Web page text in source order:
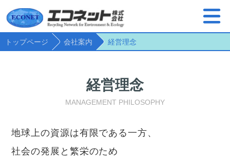
トップページ 会社案内 経営理念
経営理念
MANAGEMENT PHILOSOPHY
地球上の資源は有限である一方、
社会の発展と繁栄のため